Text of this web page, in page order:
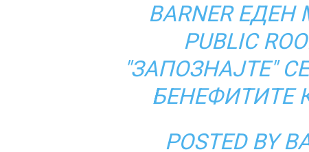
BARNER
PUBLIC
"ЗАПОЗНАЈТЕ"
БЕНЕФИТИТЕ
POSTED BY